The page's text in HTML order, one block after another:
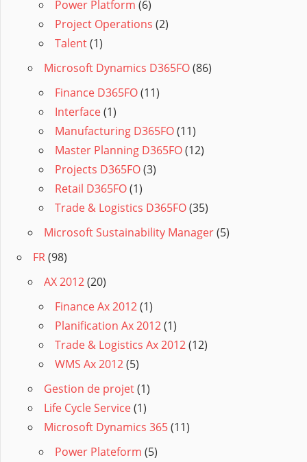
Power Platform (6)
Project Operations (2)
Talent(1)
Microsoft Dynamics D365FO(86)
Finance D365FO(11)
Interface(1)
Manufacturing D365FO(11)
Master Planning D365FO(12)
Projects D365FO(3)
Retail D365FO(1)
Trade & Logistics D365FO(35)
Microsoft Sustainability Manager(5)
FR(98)
AX 2012(20)
Finance Ax 2012(1)
Planification Ax 2012(1)
Trade & Logistics Ax 2012(12)
WMS Ax 2012(5)
Gestion de projet(1)
Life Cycle Service(1)
Microsoft Dynamics 365(11)
Power Plateform (5)